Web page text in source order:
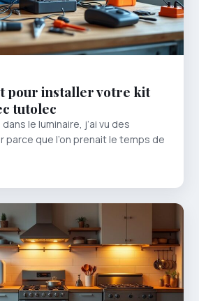
pour installer votre kit
tutolec
le luminaire, j’ai vu des
parce que l’on prenait le temps de